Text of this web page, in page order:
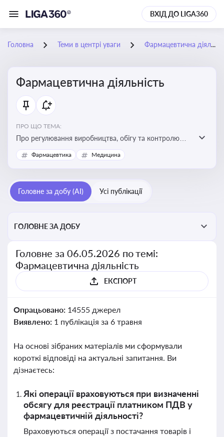
ВХІД ДО LIGA360
Головна Теми в центрі уваги Фармацевтична діяльність
Фармацевтична діяльність
ПРО ЩО ТЕМА:
Про регулювання виробництва, обігу та контролю
лікарських засобів для легальної роботи компаній та
аптек, з дотриманням стандартів якості та безпеки
Фармацевтика Медицина
Головне за добу (AI) Усі публікації
ГОЛОВНЕ ЗА ДОБУ
Головне за 06.05.2026 по темі:
Фармацевтична діяльність
ЕКСПОРТ
Опрацьовано: 14555 джерел
Виявлено: 1 публікація за 6 травня
На основі зібраних матеріалів ми сформували
короткі відповіді на актуальні запитання. Ви
дізнаєтесь:
Які операції враховуються при визначенні
обсягу для реєстрації платником ПДВ у
фармацевтичній діяльності?
Враховуються операції з постачання товарів і